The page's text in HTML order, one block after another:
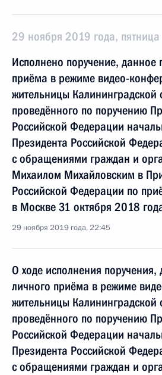
29 ноября 2019 года, пятница
Исполнено поручение, данное
приёма в режиме видео-
жительницы Калининградской
проведённого по поручению
Российской Федерации
Президента Российской
с обращениями граждан и
Михаилом Михайловским в
Российской Федерации по
в Москве 31 октября 2018
29 ноября 2019 года, 22:45
О ходе исполнения поручения,
личного приёма в режиме
жительницы Калининградской
проведённого по поручению
Российской Федерации
Президента Российской
с обращениями граждан и